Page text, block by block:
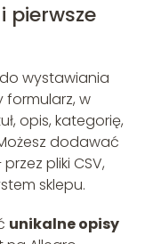
pierwsze
wystawiania
formularz, w
opis, kategorię,
dodawać
pliki CSV,
sklepu.
unikalne opisy